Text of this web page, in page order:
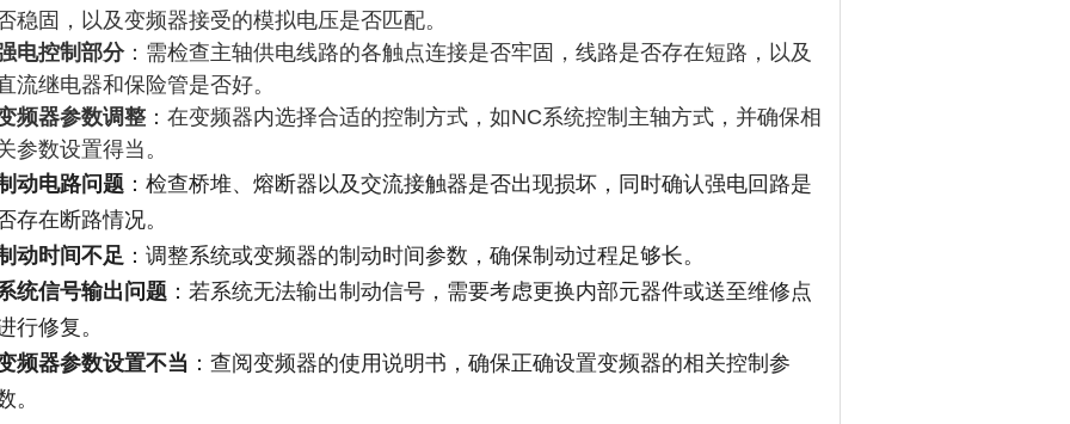
稳固，以及变频器接受的模拟电压是否匹配。
电控制部分：需检查主轴供电线路的各触点连接是否牢固，线路是否存在短路，以及
流继电器和保险管是否好。
频器参数调整 ：在变频器内选择合适的控制方式，如NC系统控制主轴方式，并确保相
参数设置得当。
动电路问题 ：检查桥堆、熔断器以及交流接触器是否出现损坏，同时确认强电回路是
存在断路情况。
动时间不足 ：调整系统或变频器的制动时间参数，确保制动过程足够长。
统信号输出问题 ：若系统无法输出制动信号，需要考虑更换内部元器件或送至维修点
行修复。
频器参数设置不当 ：查阅变频器的使用说明书，确保正确设置变频器的相关控制参
。